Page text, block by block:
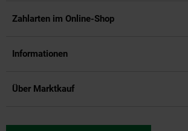
Zahlarten im Online-Shop
Informationen
Über Marktkauf